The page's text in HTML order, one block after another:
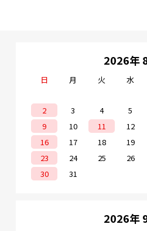
2026年
日 月 火 水
2
3 4 5
9
10 11 12
16
17 18 19
23
24 25 26
30
31
2026年